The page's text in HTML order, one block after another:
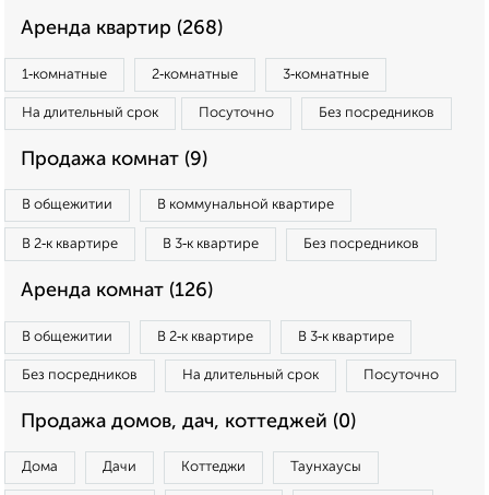
Аренда квартир (268)
1‑комнатные 2‑комнатные 3‑комнатные
На длительный срок Посуточно Без посредников
Продажа комнат (9)
В общежитии В коммунальной квартире
В 2‑к квартире В 3‑к квартире Без посредников
Аренда комнат (126)
В общежитии В 2‑к квартире В 3‑к квартире
Без посредников На длительный срок Посуточно
Продажа домов, дач, коттеджей (0)
Дома Дачи Коттеджи Таунхаусы